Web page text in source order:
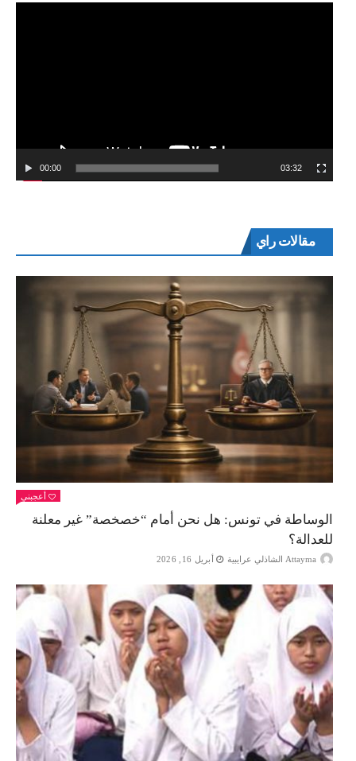
00:00 03:32
مقالات راي
أعجبني
الوساطة في تونس: هل نحن أمام “خصخصة” غير معلنة
للعدالة؟
Attayma الشاذلي عرايبية أبريل 16, 2026